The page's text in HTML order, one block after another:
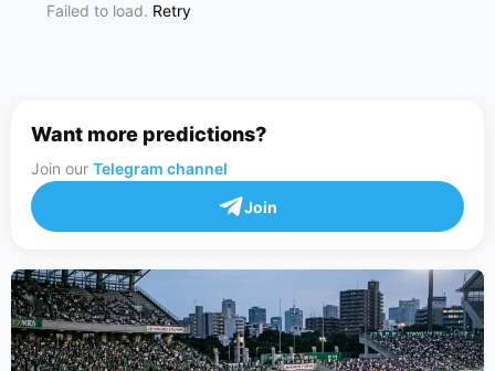
Failed to load. Retry
Want more predictions?
Join our Telegram channel
Join